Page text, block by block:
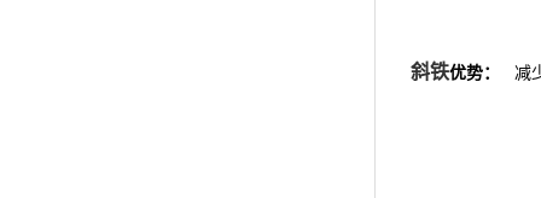
斜铁优势： 减